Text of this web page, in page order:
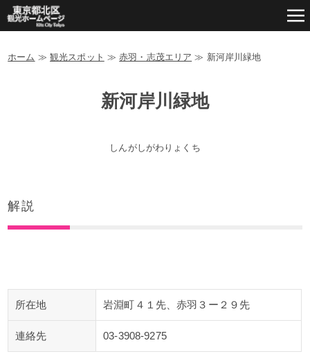
ホーム ≫ 観光スポット ≫赤羽・志茂エリア ≫ 新河岸川緑地
新河岸川緑地
しんがしがわりょくち
解説
所在地 岩淵町４１先、赤羽３ー２９先
連絡先 03-3908-9275